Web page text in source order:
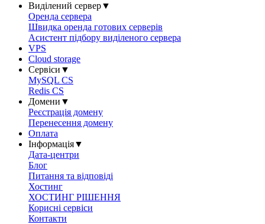
Виділений сервер▼
Оренда сервера
Швидка оренда готових серверів
Асистент підбору виділеного сервера
VPS
Cloud storage
Сервіси ▼
MySQL CS
Redis CS
Домени ▼
Реєстрація домену
Перенесення домену
Оплата
Інформація▼
Дата-центри
Блог
Питання та відповіді
Хостинг
ХОСТИНГ РІШЕННЯ
Корисні сервіси
Контакти